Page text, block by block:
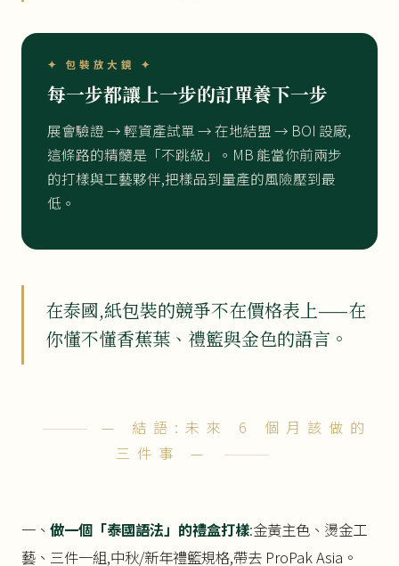
✦ 包裝放大鏡 ✦
每一步都讓上一步的訂單養下一步
展會驗證 → 輕資產試單 → 在地結盟 → BOI 設廠,
這條路的精髓是「不跳級」。MB 能當你前兩步
的打樣與工藝夥伴,把樣品到量產的風險壓到最
低。
在泰國,紙包裝的競爭不在價格表上——在
你懂不懂香蕉葉、禮籃與金色的語言。
— 結語:未來 6 個月該做的
三件事 —
一、 做一個「泰國語法」的禮盒打樣:金黃主色、燙金工
藝、三件一組,中秋/新年禮籃規格,帶去 ProPak Asia。